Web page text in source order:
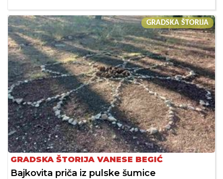
GRADSKA ŠTORIJA
GRADSKA ŠTORIJA VANESE BEGIĆ
Bajkovita priča iz pulske šumice